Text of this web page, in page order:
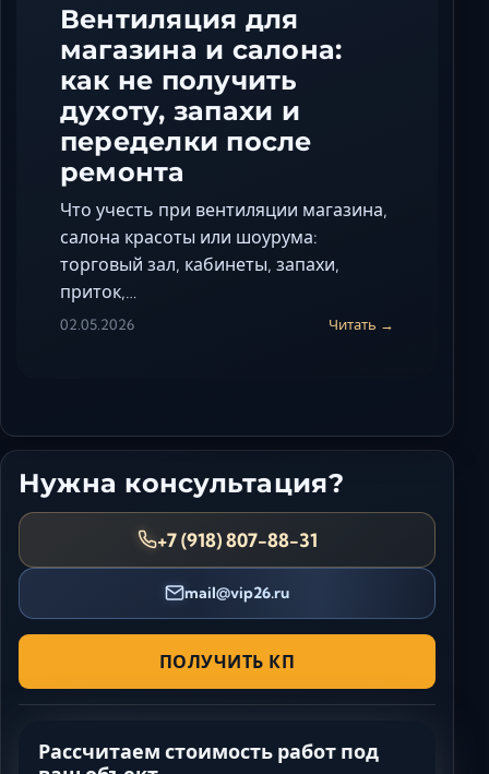
Вентиляция для
магазина и салона:
как не получить
духоту, запахи и
переделки после
ремонта
Что учесть при вентиляции магазина,
салона красоты или шоурума:
торговый зал, кабинеты, запахи,
приток,…
02.05.2026 Читать →
Нужна консультация?
+7 (918) 807-88-31
mail@vip26.ru
ПОЛУЧИТЬ КП
Рассчитаем стоимость работ под